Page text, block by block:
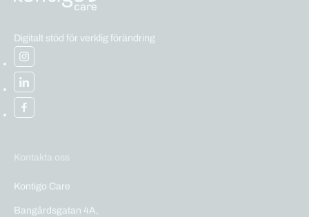
Digitalt stöd för verklig förändring
Kontakta oss
Kontigo Care
Bangårdsgatan 4A,